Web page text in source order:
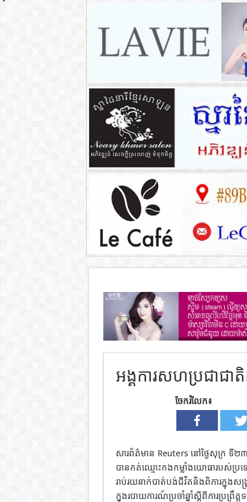
អង្គការសហប្រជាជា
ចែករំលែក៖
សារព័ត៌មាន Reuters នៅថ្ងៃសុក្រ ទី២
បានកត់ឈ្មោះកងកម្លាំងយោធារបស់ប្រទេ
រាប់រយនាក់បាត់បង់ជីវិតនិងពិការក្នុងស
ក្នុងរបាយការណ៍ប្រចាំឆ្នាំស្តីពីការប្រព្រឹ